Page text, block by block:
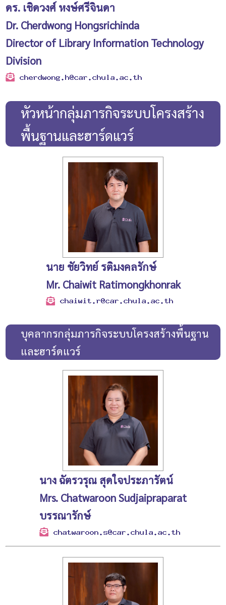
ดร. เชิดวงศ์ หงษ์ศรีจินดา
Dr. Cherdwong Hongsrichinda
Director of Library Information Technology
Division
หัวหน้ากลุ่มภารกิจระบบโครงสร้าง
พื้นฐานและฮาร์ดแวร์
นาย ชัยวิทย์ รติมงคลรักษ์
Mr. Chaiwit Ratimongkhonrak
บุคลากรกลุ่มภารกิจระบบโครงสร้างพื้นฐาน
และฮาร์ดแวร์
นาง ฉัตรวรุณ สุดใจประภารัตน์
Mrs. Chatwaroon Sudjaipraparat
บรรณารักษ์